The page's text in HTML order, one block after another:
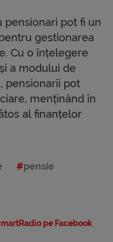
pot fi un
gestionarea
Cu o înțelegere
a modului de
pensionarii pot
menținând în
al finanțelor
pensie
pe Facebook